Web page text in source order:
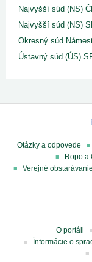
Najvyšší súd (NS)
Najvyšší súd (NS)
Okresný súd
Ústavný súd (ÚS)
Otázky a odpovede
Ropo a
Verejné
O portáli
Ïnformácie o